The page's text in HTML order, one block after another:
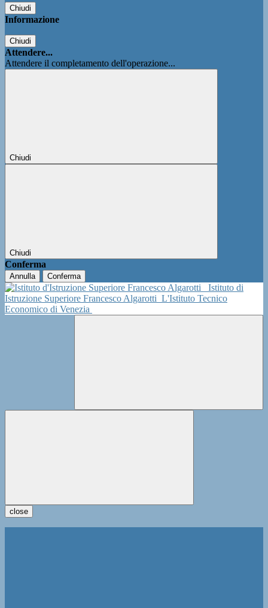
Chiudi
Informazione
Chiudi
Attendere...
Attendere il completamento dell'operazione...
Chiudi
Chiudi
Conferma
Annulla Conferma
Istituto di
Istruzione Superiore Francesco Algarotti L'Istituto Tecnico
Economico di Venezia
close